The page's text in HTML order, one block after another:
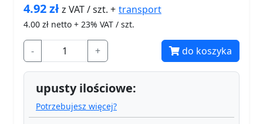
4.92złz VAT / szt. + transport
4.00 zł netto + 23% VAT / szt.
- + do koszyka
upusty ilościowe:
Potrzebujesz więcej?